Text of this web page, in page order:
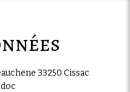
33250 Cissac